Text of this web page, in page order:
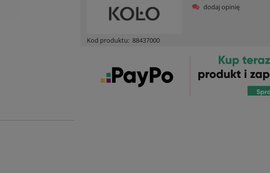
Kod produktu: 88437000
dodaj opinię